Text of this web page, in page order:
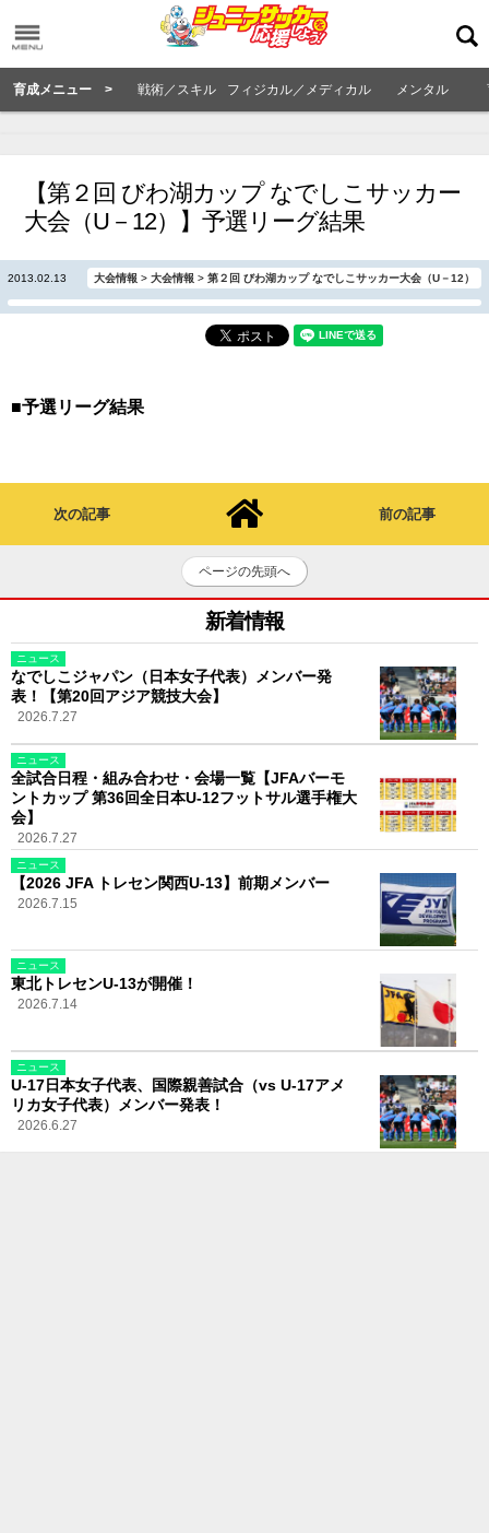
育成メニュー > 戦術／スキル フィジカル／メディカル メンタル
【第２回 びわ湖カップ なでしこサッカー
大会（U－12）】予選リーグ結果
2013.02.13 大会情報 > 大会情報 > 第２回 びわ湖カップ なでしこサッカー大会（U－12）
■予選リーグ結果
次の記事 前の記事
ページの先頭へ
新着情報
ニュース
なでしこジャパン（日本女子代表）メンバー発
表！【第20回アジア競技大会】
2026.7.27
ニュース
全試合日程・組み合わせ・会場一覧【JFAバーモ
ントカップ 第36回全日本U-12フットサル選手権大
会】
2026.7.27
ニュース
【2026 JFA トレセン関西U-13】前期メンバー
2026.7.15
ニュース
東北トレセンU-13が開催！
2026.7.14
ニュース
U-17日本女子代表、国際親善試合（vs U-17アメ
リカ女子代表）メンバー発表！
2026.6.27